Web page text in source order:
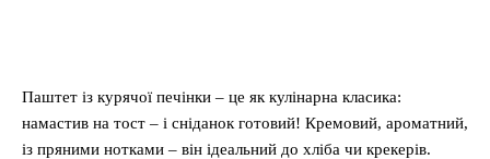
Паштет із курячої печінки – це як кулінарна класика:
намастив на тост – і сніданок готовий! Кремовий, ароматний,
із пряними нотками – він ідеальний до хліба чи крекерів.